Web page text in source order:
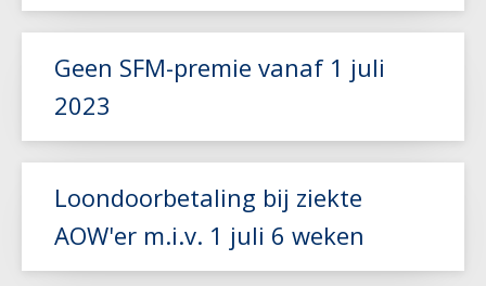
Geen SFM-premie vanaf 1 juli
2023
Loondoorbetaling bij ziekte
AOW'er m.i.v. 1 juli 6 weken